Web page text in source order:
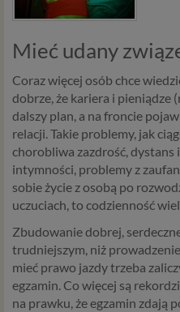
Mieć udany
Coraz więcej osób chce
dobrze, że kariera i pieniądze
dalszy plan, a na froncie
relacji. Takie problemy, jak
chorobliwa zazdrość, dystans
intymności, problemy z
sobie życie z osobą po
uczuciach, to codzienność
Zbudowanie dobrej,
trudniejszym, niż
mieć prawo jazdy trzeba
egzamin. Co więcej są
na prawku, że egzamin zdają